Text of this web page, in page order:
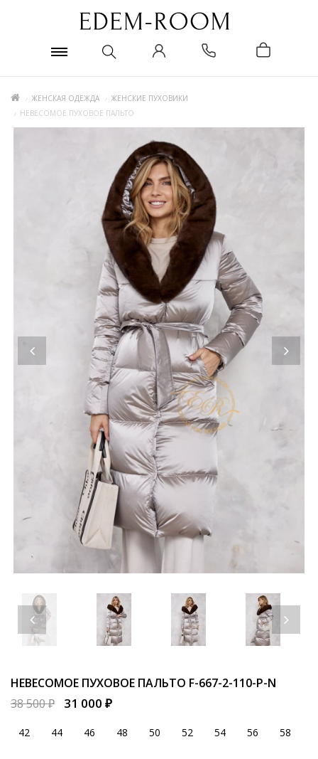
ЖЕНСКАЯ ОДЕЖДА
ЖЕНСКИЕ ПУХОВИКИ
НЕВЕСОМОЕ ПУХОВОЕ ПАЛЬТО
НЕВЕСОМОЕ ПУХОВОЕ ПАЛЬТО F-667-2-110-P-N
38 500 ₽
31 000 ₽
42 44 46 48 50 52 54 56 58